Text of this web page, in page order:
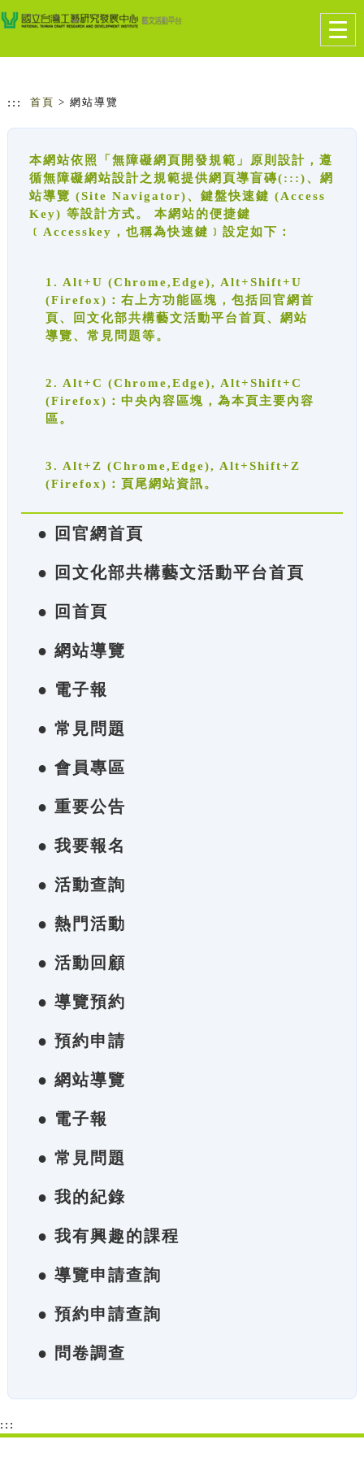
跳到主要內容
網站導覽
::: 首頁 > 網站導覽
本網站依照「無障礙網頁開發規範」原則設計，遵
循無障礙網站設計之規範提供網頁導盲磚(:::)、網
站導覽 (Site Navigator)、鍵盤快速鍵 (Access
Key) 等設計方式。 本網站的便捷鍵
﹝Accesskey，也稱為快速鍵﹞設定如下：
1. Alt+U (Chrome,Edge), Alt+Shift+U
(Firefox)：右上方功能區塊，包括回官網首
頁、回文化部共構藝文活動平台首頁、網站
導覽、常見問題等。
2. Alt+C (Chrome,Edge), Alt+Shift+C
(Firefox)：中央內容區塊，為本頁主要內容
區。
3. Alt+Z (Chrome,Edge), Alt+Shift+Z
(Firefox)：頁尾網站資訊。
● 回官網首頁
● 回文化部共構藝文活動平台首頁
● 回首頁
● 網站導覽
● 電子報
● 常見問題
● 會員專區
● 重要公告
● 我要報名
● 活動查詢
● 熱門活動
● 活動回顧
● 導覽預約
● 預約申請
● 網站導覽
● 電子報
● 常見問題
● 我的紀錄
● 我有興趣的課程
● 導覽申請查詢
● 預約申請查詢
● 問卷調查
:::